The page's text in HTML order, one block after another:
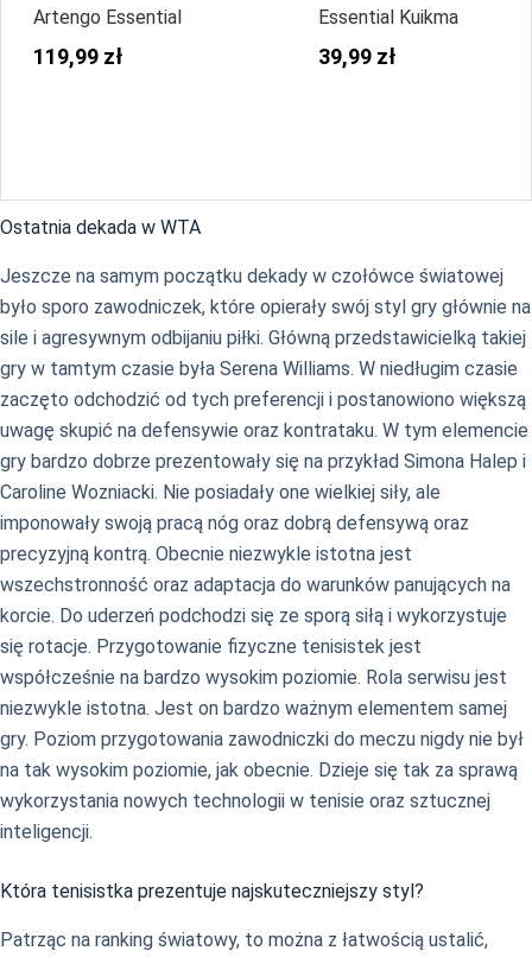
Artengo Essential
119,99 zł
Essential Kuikma
39,99 zł
Ostatnia dekada w WTA
Jeszcze na samym początku dekady w czołówce światowej
było sporo zawodniczek, które opierały swój styl gry głównie na
sile i agresywnym odbijaniu piłki. Główną przedstawicielką takiej
gry w tamtym czasie była Serena Williams. W niedługim czasie
zaczęto odchodzić od tych preferencji i postanowiono większą
uwagę skupić na defensywie oraz kontrataku. W tym elemencie
gry bardzo dobrze prezentowały się na przykład Simona Halep i
Caroline Wozniacki. Nie posiadały one wielkiej siły, ale
imponowały swoją pracą nóg oraz dobrą defensywą oraz
precyzyjną kontrą. Obecnie niezwykle istotna jest
wszechstronność oraz adaptacja do warunków panujących na
korcie. Do uderzeń podchodzi się ze sporą siłą i wykorzystuje
się rotacje. Przygotowanie fizyczne tenisistek jest
współcześnie na bardzo wysokim poziomie. Rola serwisu jest
niezwykle istotna. Jest on bardzo ważnym elementem samej
gry. Poziom przygotowania zawodniczki do meczu nigdy nie był
na tak wysokim poziomie, jak obecnie. Dzieje się tak za sprawą
wykorzystania nowych technologii w tenisie oraz sztucznej
inteligencji.
Która tenisistka prezentuje najskuteczniejszy styl?
Patrząc na ranking światowy, to można z łatwością ustalić,